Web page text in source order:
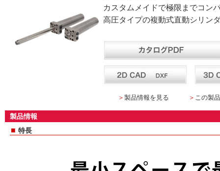
カスタムメイドで極限までコン
高圧タイプの複動式直動シリン
＞ 製品情報を見る ＞ この製
製品情報
■ 特長